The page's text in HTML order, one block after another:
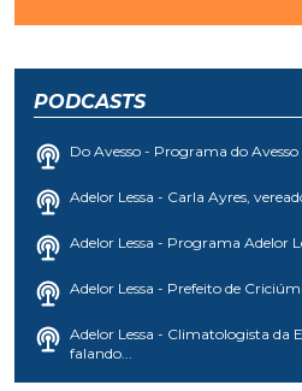
PODCASTS
Do Avesso - Programa do
Adelor Lessa - Carla Ayres,
Adelor Lessa - Programa Adelor
Adelor Lessa - Prefeito de
Adelor Lessa - Climatologista da
falando...